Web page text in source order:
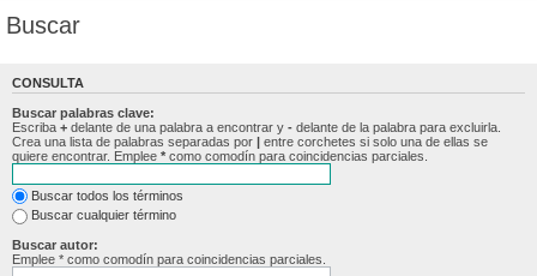
Buscar
CONSULTA
Buscar palabras clave:
Escriba + delante de una palabra a encontrar y - delante de la palabra para excluirla.
Crea una lista de palabras separadas por | entre corchetes si solo una de ellas se
quiere encontrar. Emplee * como comodín para coincidencias parciales.
Buscar todos los términos
Buscar cualquier término
Buscar autor:
Emplee * como comodín para coincidencias parciales.